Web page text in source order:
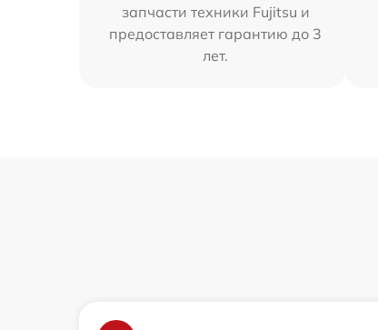
запчасти техники Fujitsu и
предоставляет гарантию до 3
лет.